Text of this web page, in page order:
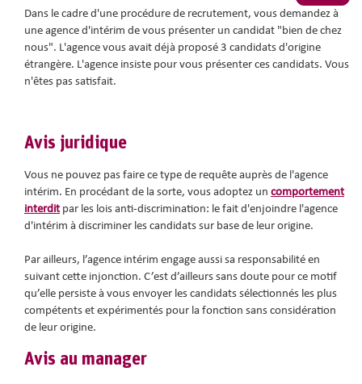
Dans le cadre d'une procédure de recrutement, vous demandez à
une agence d'intérim de vous présenter un candidat "bien de chez
nous". L'agence vous avait déjà proposé 3 candidats d'origine
étrangère. L'agence insiste pour vous présenter ces candidats. Vous
n'êtes pas satisfait.
Avis juridique
Vous ne pouvez pas faire ce type de requête auprès de l'agence
intérim. En procédant de la sorte, vous adoptez un comportement
interditpar les lois anti-discrimination: le fait d'enjoindre l'agence
d'intérim à discriminer les candidats sur base de leur origine.
Par ailleurs, l’agence intérim engage aussi sa responsabilité en
suivant cette injonction. C’est d’ailleurs sans doute pour ce motif
qu’elle persiste à vous envoyer les candidats sélectionnés les plus
compétents et expérimentés pour la fonction sans considération
de leur origine.
Avis au manager